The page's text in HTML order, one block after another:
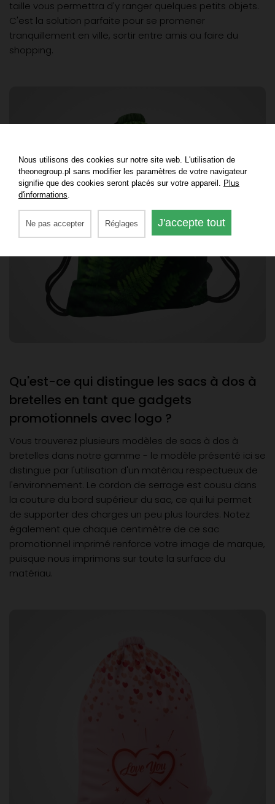
taille vous permettra d'y ranger quelques petits objets.
C'est la solution parfaite pour se promener
tranquillement en ville, sortir entre amis ou faire du
shopping.
Qu'est-ce qui distingue les sacs à dos à
bretelles en tant que gadgets
promotionnels avec logo ?
Vous trouverez plusieurs modèles de sacs à dos à
bretelles dans notre gamme - le modèle présenté ici se
distingue par l'utilisation d'un matériau respectueux de
l'environnement. Le cordon de serrage est cousu dans
la couture du bord supérieur du sac, ce qui lui permet
de supporter des charges un peu plus lourdes. Notez
également que chaque centimètre de ce sac
promotionnel imprimé renforce votre image de marque,
puisque nous imprimons sur toute la surface du
matériau.
Nous utilisons des cookies sur notre site web. L'utilisation de
theonegroup.pl sans modifier les paramètres de votre navigateur
signifie que des cookies seront placés sur votre appareil. Plus
d'informations
Ne pas accepter Réglages J'accepte tout